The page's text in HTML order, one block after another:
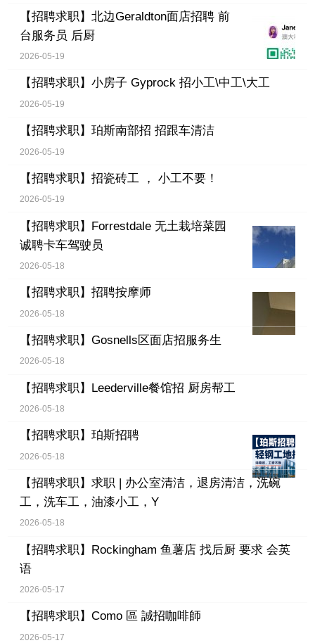
【招聘求职】 北边Geraldton面店招聘 前
台服务员 后厨
2026-05-19
【招聘求职】 小房子 Gyprock 招小工\中工\大工
2026-05-19
【招聘求职】 珀斯南部招 招跟车清洁
2026-05-19
【招聘求职】 招瓷砖工 ， 小工不要！
2026-05-19
【招聘求职】 Forrestdale 无土栽培菜园
诚聘卡车驾驶员
2026-05-18
【招聘求职】 招聘按摩师
2026-05-18
【招聘求职】 Gosnells区面店招服务生
2026-05-18
【招聘求职】 Leederville餐馆招 厨房帮工
2026-05-18
【招聘求职】 珀斯招聘
2026-05-18
【招聘求职】 求职 | 办公室清洁，退房清洁，洗碗
工，洗车工，油漆小工，Y
2026-05-18
【招聘求职】 Rockingham 鱼薯店 找后厨 要求 会英
语
2026-05-17
【招聘求职】 Como 區 誠招咖啡師
2026-05-17